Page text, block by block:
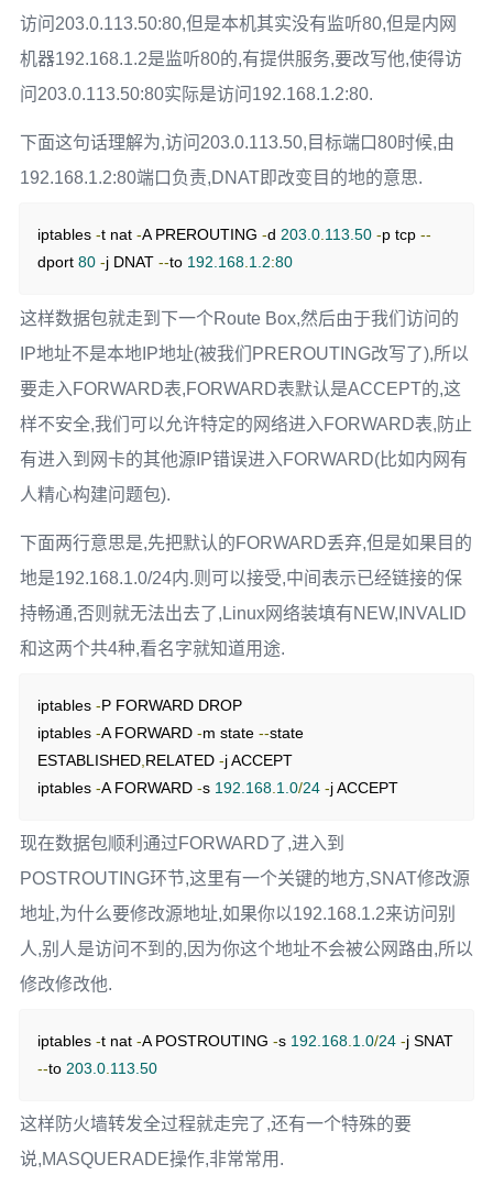
访问203.0.113.50:80,但是本机其实没有监听80,但是内网
机器192.168.1.2是监听80的,有提供服务,要改写他,使得访
问203.0.113.50:80实际是访问192.168.1.2:80.
下面这句话理解为,访问203.0.113.50,目标端口80时候,由
192.168.1.2:80端口负责,DNAT即改变目的地的意思.
iptables -t nat -A PREROUTING -d 203.0. 113.50 -p tcp --
dport 80 -j DNAT --to 192.168. 1.2:80
这样数据包就走到下一个Route Box,然后由于我们访问的
IP地址不是本地IP地址(被我们PREROUTING改写了),所以
要走入FORWARD表,FORWARD表默认是ACCEPT的,这
样不安全,我们可以允许特定的网络进入FORWARD表,防止
有进入到网卡的其他源IP错误进入FORWARD(比如内网有
人精心构建问题包).
下面两行意思是,先把默认的FORWARD丢弃,但是如果目的
地是192.168.1.0/24内.则可以接受,中间表示已经链接的保
持畅通,否则就无法出去了,Linux网络装填有NEW,INVALID
和这两个共4种,看名字就知道用途.
iptables -P FORWARD DROP
iptables -A FORWARD -m state --state
ESTABLISHED, RELATED -j ACCEPT
iptables -A FORWARD -s 192.168. 1.0/24 -j ACCEPT
现在数据包顺利通过FORWARD了,进入到
POSTROUTING环节,这里有一个关键的地方,SNAT修改源
地址,为什么要修改源地址,如果你以192.168.1.2来访问别
人,别人是访问不到的,因为你这个地址不会被公网路由,所以
修改修改他.
iptables -t nat -A POSTROUTING -s 192.168. 1.0/24 -
j SNAT
--to 203.0. 113.50
这样防火墙转发全过程就走完了,还有一个特殊的要
说,MASQUERADE操作,非常常用.